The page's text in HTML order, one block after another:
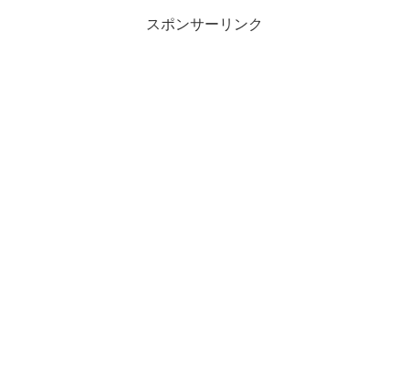
スポンサーリンク